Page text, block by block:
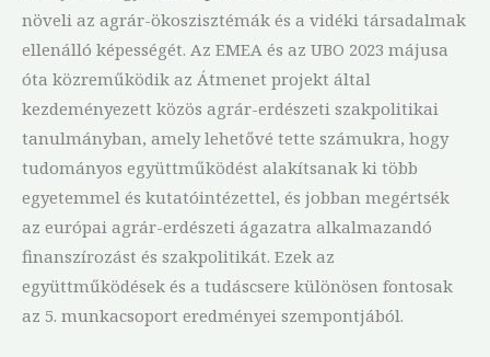
növeli az agrár-ökoszisztémák és a vidéki társadalmak
ellenálló képességét. Az EMEA és az UBO 2023 májusa
óta közreműködik az Átmenet projekt által
kezdeményezett közös agrár-erdészeti szakpolitikai
tanulmányban, amely lehetővé tette számukra, hogy
tudományos együttműködést alakítsanak ki több
egyetemmel és kutatóintézettel, és jobban megértsék
az európai agrár-erdészeti ágazatra alkalmazandó
finanszírozást és szakpolitikát. Ezek az
együttműködések és a tudáscsere különösen fontosak
az 5. munkacsoport eredményei szempontjából.